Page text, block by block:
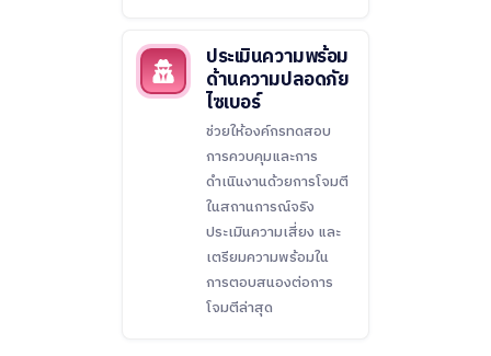
ประเมินความพร้อม
ด้านความปลอดภัย
ไซเบอร์
ช่วยให้องค์กรทดสอบ
การควบคุมและการ
ดำเนินงานด้วยการโจมตี
ในสถานการณ์จริง
ประเมินความเสี่ยง และ
เตรียมความพร้อมใน
การตอบสนองต่อการ
โจมตีล่าสุด